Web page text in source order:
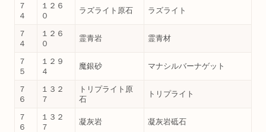
７
４
１２６
０
ラズライト原石 ラズライト
７
４
１２６
０
霊青岩 霊青材
７
５
１２９
４
魔銀砂 マナシルバーナゲット
７
６
１３２
７
トリプライト原
石
トリプライト
７
６
１３２
７
凝灰岩 凝灰岩砥石